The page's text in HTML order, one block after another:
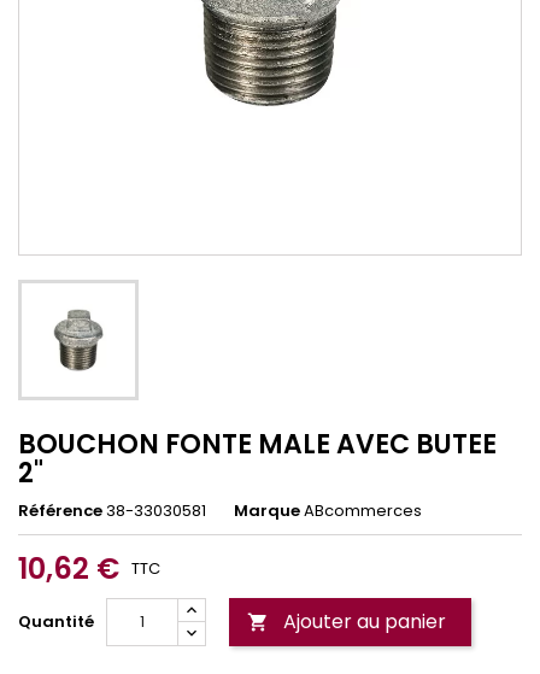
BOUCHON FONTE MALE AVEC BUTEE
2"
Référence38-33030581 MarqueABcommerces
10,62 € TTC
Quantité  Ajouter au panier